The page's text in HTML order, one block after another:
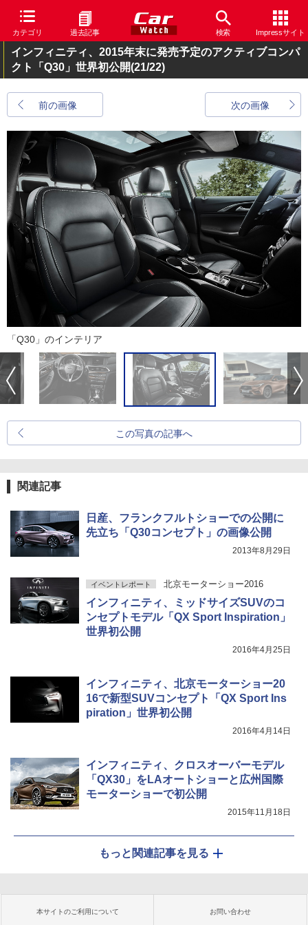
カテゴリ 過去記事 検索 Impressサイト
インフィニティ、2015年末に発売予定のアクティブコンパ
クト「Q30」世界初公開(21/22)
前の画像 次の画像
「Q30」のインテリア
この写真の記事へ
関連記事
日産、フランクフルトショーでの公開に
先立ち「Q30コンセプト」の画像公開
2013年8月29日
イベントレポート 北京モーターショー2016
インフィニティ、ミッドサイズSUVのコ
ンセプトモデル「QX Sport Inspiration」
世界初公開
2016年4月25日
インフィニティ、北京モーターショー20
16で新型SUVコンセプト「QX Sport Ins
piration」世界初公開
2016年4月14日
インフィニティ、クロスオーバーモデル
「QX30」をLAオートショーと広州国際
モーターショーで初公開
2015年11月18日
もっと関連記事を見る
本サイトのご利用について お問い合わせ